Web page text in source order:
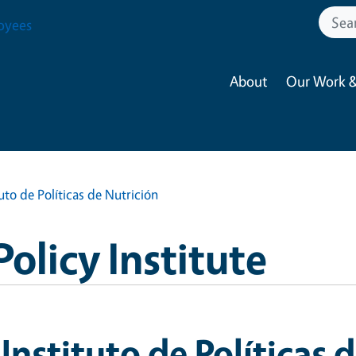
About Our Work
de Políticas de Nutrición
Institute